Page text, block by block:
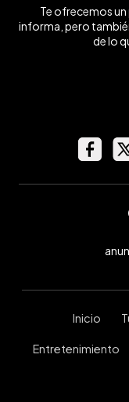
Te ofrecemos
informa, pero
de lo
Inicio
Entretenimiento